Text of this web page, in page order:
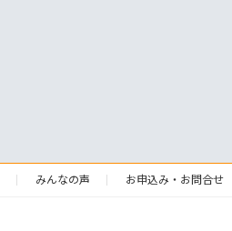
みんなの声 お申込み・お問合せ